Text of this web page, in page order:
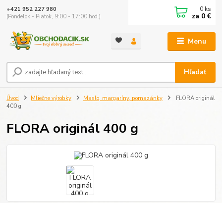
Menu
Hľadať
+421 952 227 980
(Pondelok - Piatok, 9:00 - 17:00 hod.)
0 ks
za 0 €
Úvod Mliečne výrobky Maslo, margaríny, pomazánky
FLORA originál
400 g
FLORA originál 400 g